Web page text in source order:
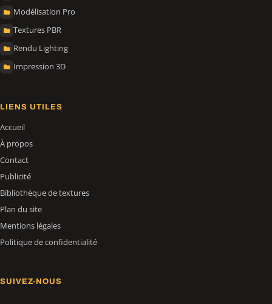
Modélisation Pro
Textures PBR
Rendu Lighting
Impression 3D
LIENS UTILES
Accueil
À propos
Contact
Publicité
Bibliothèque de textures
Plan du site
Mentions légales
Politique de confidentialité
SUIVEZ-NOUS